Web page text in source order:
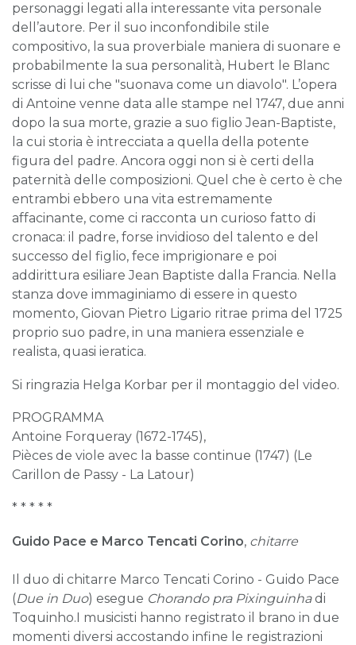
personaggi legati alla interessante vita personale
dell’autore. Per il suo inconfondibile stile
compositivo, la sua proverbiale maniera di suonare e
probabilmente la sua personalità, Hubert le Blanc
scrisse di lui che "suonava come un diavolo". L’opera
di Antoine venne data alle stampe nel 1747, due anni
dopo la sua morte, grazie a suo figlio Jean-Baptiste,
la cui storia è intrecciata a quella della potente
figura del padre. Ancora oggi non si è certi della
paternità delle composizioni. Quel che è certo è che
entrambi ebbero una vita estremamente
affacinante, come ci racconta un curioso fatto di
cronaca: il padre, forse invidioso del talento e del
successo del figlio, fece imprigionare e poi
addirittura esiliare Jean Baptiste dalla Francia. Nella
stanza dove immaginiamo di essere in questo
momento, Giovan Pietro Ligario ritrae prima del 1725
proprio suo padre, in una maniera essenziale e
realista, quasi ieratica.
Si ringrazia Helga Korbar per il montaggio del video.
PROGRAMMA
Antoine Forqueray (1672-1745),
Pièces de viole avec la basse continue (1747) (Le
Carillon de Passy - La Latour)
* * * * *
Guido Pace e Marco Tencati Corino, chitarre
Il duo di chitarre Marco Tencati Corino - Guido Pace
(Due in Duo) esegue Chorando pra Pixinguinhadi
Toquinho.I musicisti hanno registrato il brano in due
momenti diversi accostando infine le registrazioni